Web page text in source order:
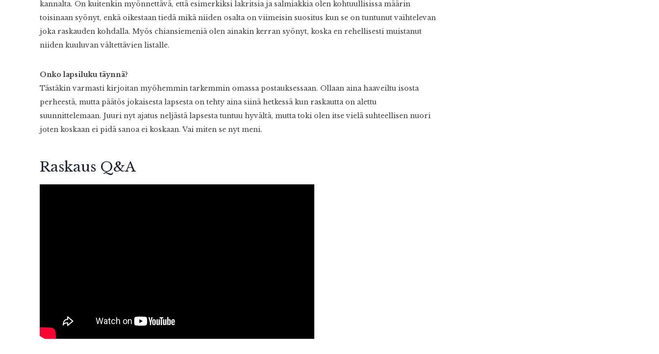
kannalta. On kuitenkin myönnettävä, että esimerkiksi lakritsia ja salmiakkia olen kohtuullisissa määrin
toisinaan syönyt, enkä oikestaan tiedä mikä niiden osalta on viimeisin suositus kun se on tuntunut vaihtelevan
joka raskauden kohdalla. Myös chiansiemeniä olen ainakin kerran syönyt, koska en rehellisesti muistanut
niiden kuuluvan vältettävien listalle.
Onko lapsiluku täynnä?
Tästäkin varmasti kirjoitan myöhemmin tarkemmin omassa postauksessaan. Ollaan aina haaveiltu isosta
perheestä, mutta päätös jokaisesta lapsesta on tehty aina siinä hetkessä kun raskautta on alettu
suunnittelemaan. Juuri nyt ajatus neljästä lapsesta tuntuu hyvältä, mutta toki olen itse vielä suhteellisen nuori
joten koskaan ei pidä sanoa ei koskaan. Vai miten se nyt meni.
Raskaus Q&A